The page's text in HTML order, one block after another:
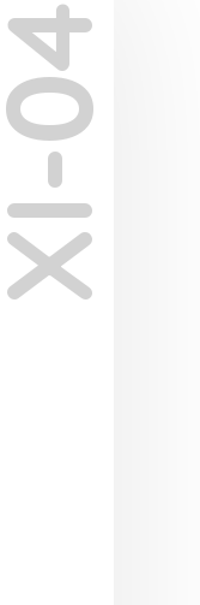
XI-04